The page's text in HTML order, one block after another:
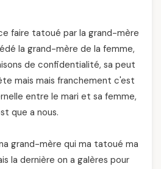
faire tatoué par la grand-mère
la grand-mère de la femme,
de confidentialité, sa peut
mais mais franchement c'est
entre le mari et sa femme,
que a nous.
grand-mère qui ma tatoué ma
la dernière on a galères pour